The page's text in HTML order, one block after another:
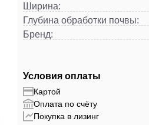
Ширина:
Глубина обработки почвы:
Бренд:
Условия оплаты
Картой
Оплата по счёту
Покупка в лизинг